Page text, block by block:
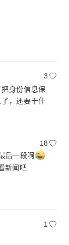
3
身份信息保
，还要干什
18
后一段啊
新闻吧
1